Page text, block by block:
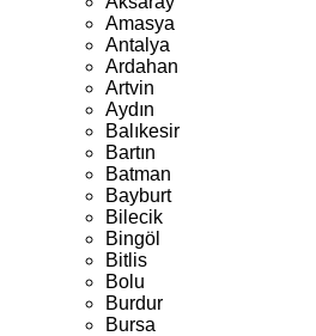
Amasya
Antalya
Ardahan
Artvin
Aydın
Balıkesir
Bartın
Batman
Bayburt
Bilecik
Bingöl
Bitlis
Bolu
Burdur
Bursa